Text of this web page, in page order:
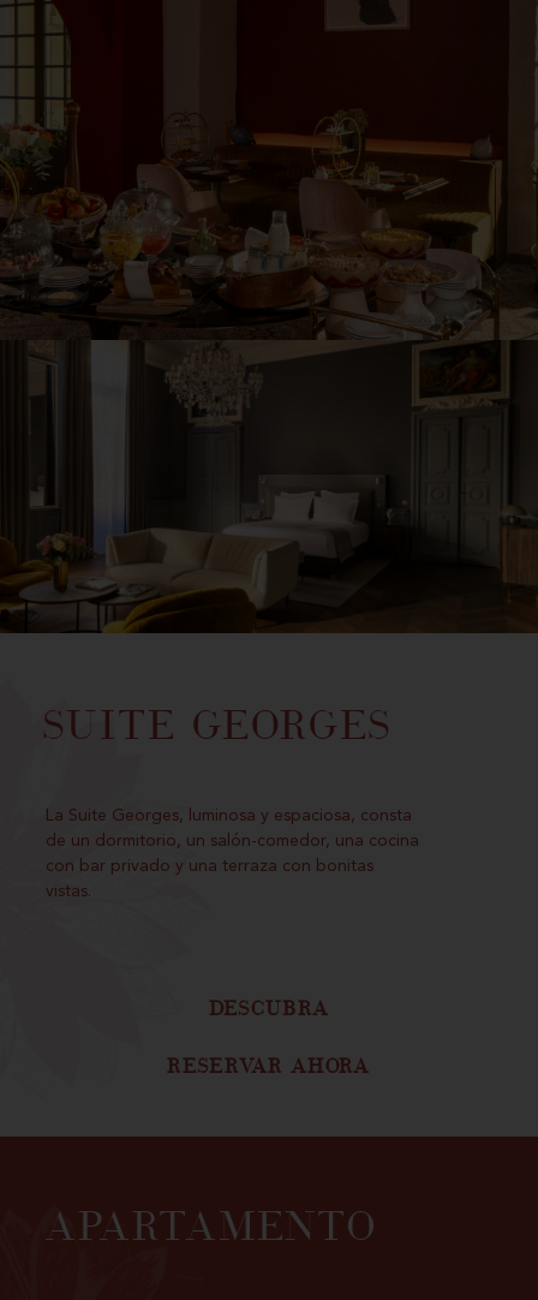
Suite Georges
La Suite Georges, luminosa y espaciosa, consta
de un dormitorio, un salón-comedor, una cocina
con bar privado y una terraza con bonitas
vistas.
DESCUBRA
RESERVAR AHORA
APARTAMENTO